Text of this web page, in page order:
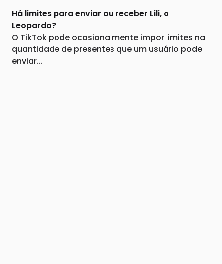
Há limites para enviar ou receber Lili, o
Leopardo?
O TikTok pode ocasionalmente impor limites na
quantidade de presentes que um usuário pode
enviar...